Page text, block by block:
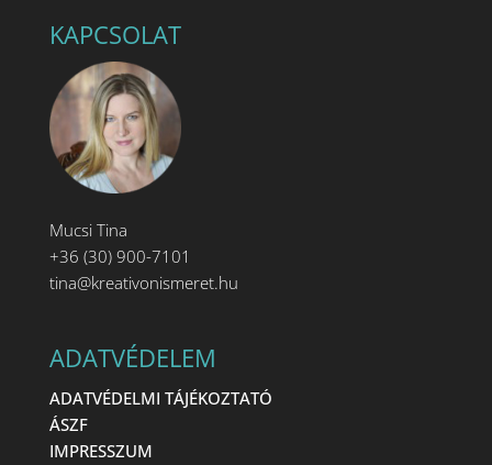
KAPCSOLAT
Mucsi Tina
+36 (30) 900-7101
tina@kreativonismeret.hu
ADATVÉDELEM
ADATVÉDELMI TÁJÉKOZTATÓ
ÁSZF
IMPRESSZUM